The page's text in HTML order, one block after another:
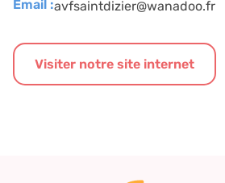
Email :avfsaintdizier@wanadoo.fr
Visiter notre site internet